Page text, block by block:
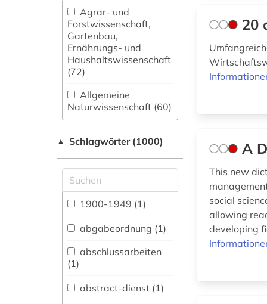
Agrar- und
Forstwissenschaft,
Gartenbau,
Ernährungs- und
Haushaltswissenschaft
(72)
Allgemeine
Naturwissenschaft (60)
fachübergreifende
Allgemeine und
vergleichende Sprach-
und
Literaturwissenschaft.
Indogermanistik.
Außereuropäische
Sprachen und
Literaturen (65)
Anglistik.
▲ Schlagwörter (1000)
1900-1949 (1)
abgabeordnung (1)
abschlussarbeiten
(1)
abstract-dienst (1)
20
A
This new
social
allowing
developing